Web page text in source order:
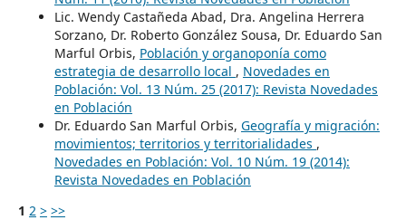
Lic. Wendy Castañeda Abad, Dra. Angelina Herrera
Sorzano, Dr. Roberto González Sousa, Dr. Eduardo San
Marful Orbis, Población y organoponía como
estrategia de desarrollo local , Novedades en
Población: Vol. 13 Núm. 25 (2017): Revista Novedades
en Población
Dr. Eduardo San Marful Orbis, Geografía y migración:
movimientos; territorios y territorialidades ,
Novedades en Población: Vol. 10 Núm. 19 (2014):
Revista Novedades en Población
1 2 > >>